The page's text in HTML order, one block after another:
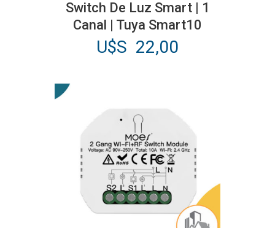
Switch De Luz Smart | 1
Canal | Tuya Smart10
U$S 22,00